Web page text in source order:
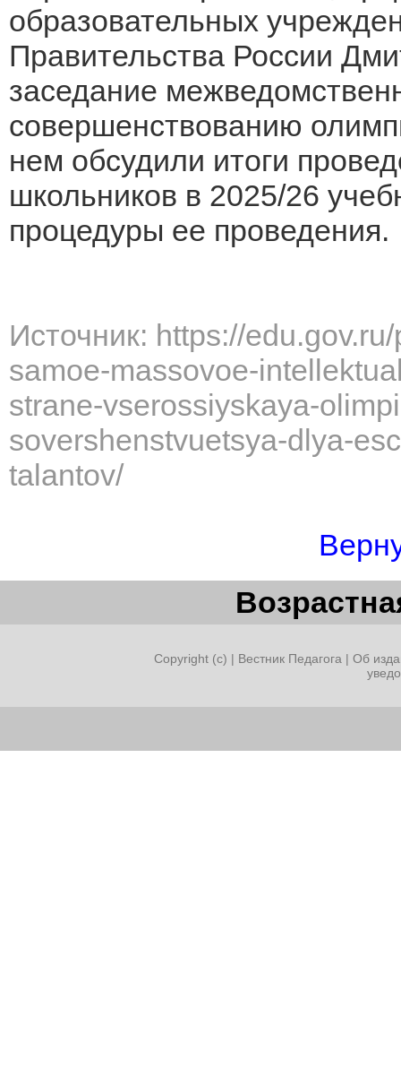
образовательных
Правительства России
заседание
совершенствованию
нем обсудили итоги
школьников в 2025/26
процедуры ее проведения.
Источник: https://
samoe-massovoe-
strane-vserossiyskaya-
sovershenstvuetsya-dlya-
talantov/
Copyright (c) | Вестник Педагога | Об